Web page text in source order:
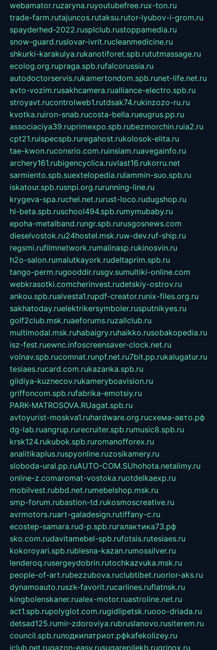
webamator.ruzaryna.ruyoutubefree.rux-ton.ru
trade-farm.rutajuncos.rutaksu.rutor-lyubov-i-grom.ru
spayderhed-2022.rusplclub.rustoppamedia.ru
snow-guard.ruslovar-ivrit.rucleanmedicine.ru
shkurki-karakulya.rukanotiforet.spb.rututmassage.ru
ecolog.org.rupraga.spb.rufalcorussia.ru
autodoctorservis.rukamertondom.spb.runet-life.net.ru
avto-vozim.rusakhcamera.rualliance-electro.spb.ru
stroyavt.rucontrolweb1.rutdsak74.rukinzozo-ru.ru
kvotka.ruiron-snab.rucosta-bella.rueugrus.pp.ru
associaciya39.ruprimexpo.spb.rubezmorchin.ruia2.ru
cpt21.ruispecspb.ruregahost.rukolosok-elita.ru
tae-kwon.ruconsrio.com.ruinsiam.ruavegainfo.ru
archery161.rubigencyclica.ruvlast16.rukorru.net
sarmiento.spb.suextelopedia.rulammin-suo.spb.ru
iskatour.spb.rusnpi.org.rurunning-line.ru
krygeva-spa.ruchel.net.rurust-loco.rudugshop.ru
hl-beta.spb.ruschool494.spb.rumymubaby.ru
epoha-metalband.rungr.spb.rurusgosnews.com
dieselvostok.ru24hostel.msk.ruw-dev.ruf-ship.ru
regsmi.rufilmnetwork.rumalinasp.rukinosvin.ru
h2o-salon.rumalutkayork.rudeltaprim.spb.ru
tango-perm.rugooddir.rusgv.sumultiki-online.com
webkrasotki.comcherinvest.rudetskiy-ostrov.ru
ankou.spb.rualvesta1.rupdf-creator.runix-files.org.ru
sakhatoday.ruelektrikersymboler.rusputnikyes.ru
golf2club.msk.ruaeforums.ruzallclub.ru
multimodal.msk.ruhabaigry.ruhaikko.rusobakopedia.ru
isz-fest.ruewnc.infoscreensaver-clock.net.ru
volnav.spb.rucomnat.runpf.net.ru7bit.pp.rukalugatur.ru
tesiaes.rucard.com.rukazanka.spb.ru
gildiya-kuznecov.rukameryboavision.ru
griffoncom.spb.rufabrika-emotsiy.ru
PARK-MATROSOVA.RUagat.spb.ru
avtoyurist-moskva1.ruhardware.org.ruсхема-авто.рф
dg-lab.ruangrup.rurecruiter.spb.rumusic8.spb.ru
krsk124.rukubok.spb.ruromanofforex.ru
analitikaplus.ruspyonline.ruzosikamery.ru
sloboda-ural.pp.ruAUTO-COM.SUhohota.netalimy.ru
online-z.comaromat-vostoka.ruotdelkaexp.ru
mobilvest.rubbd.net.rumebelshop.msk.ru
smp-forum.rubastion-td.rukosmoscreative.ru
avrmotors.ruart-galadesign.rutiffany-c.ru
ecostep-samara.rud-p.spb.ruгалактика73.рф
sko.com.rudavitamebel-spb.rufotsis.rutesiaes.ru
kokoroyari.spb.rublesna-kazan.rumossilver.ru
lenderoq.rusergeydobrin.rutochkazvuka.msk.ru
people-of-art.rubezzubova.ruclubtibet.ruorior-aks.ru
dynamoauto.ruszk-favorit.rucarlines.ruflatnsk.ru
kingbolenskaner.rualex-motor.ruastroline.net.ru
act1.spb.rupolyglot.com.rugidlipetsk.ruooo-driada.ru
detsad125.rumir-zdoroviya.rubruslanovo.rusiterem.ru
council.spb.ruлодкипатриот.рфkafekolizey.ru
iclub.net.rugazon-easy.rusugarepilekb.rugrinox.ru